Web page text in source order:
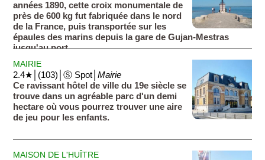
années 1890, cette croix monumentale de
près de 600 kg fut fabriquée dans le nord
de la France, puis transportée sur les
épaules des marins depuis la gare de Gujan-Mestras
jusqu'au port.
MAIRIE
2.4★│(103)│Ⓢ Spot│Mairie
Ce ravissant hôtel de ville du 19e siècle se
trouve dans un agréable parc d'un demi
hectare où vous pourrez trouver une aire
de jeu pour les enfants.
MAISON DE L'HUÎTRE